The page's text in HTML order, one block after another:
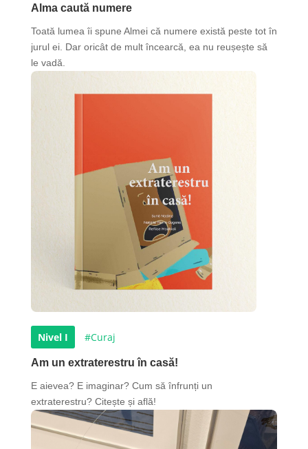
Alma caută numere
Toată lumea îi spune Almei că numere există peste tot în
jurul ei. Dar oricât de mult încearcă, ea nu reușește să
le vadă.
Nivel I #Curaj
Am un extraterestru în casă!
E aievea? E imaginar? Cum să înfrunți un
extraterestru? Citește și află!